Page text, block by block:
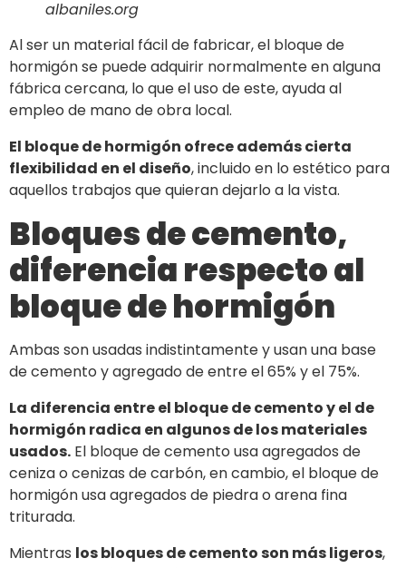
albaniles.org
Al ser un material fácil de fabricar, el bloque de
hormigón se puede adquirir normalmente en alguna
fábrica cercana, lo que el uso de este, ayuda al
empleo de mano de obra local.
El bloque de hormigón ofrece además cierta
flexibilidad en el diseño, incluido en lo estético para
aquellos trabajos que quieran dejarlo a la vista.
Bloques de cemento,
diferencia respecto al
bloque de hormigón
Ambas son usadas indistintamente y usan una base
de cemento y agregado de entre el 65% y el 75%.
La diferencia entre el bloque de cemento y el de
hormigón radica en algunos de los materiales
usados. El bloque de cemento usa agregados de
ceniza o cenizas de carbón, en cambio, el bloque de
hormigón usa agregados de piedra o arena fina
triturada.
Mientras los bloques de cemento son más ligeros,